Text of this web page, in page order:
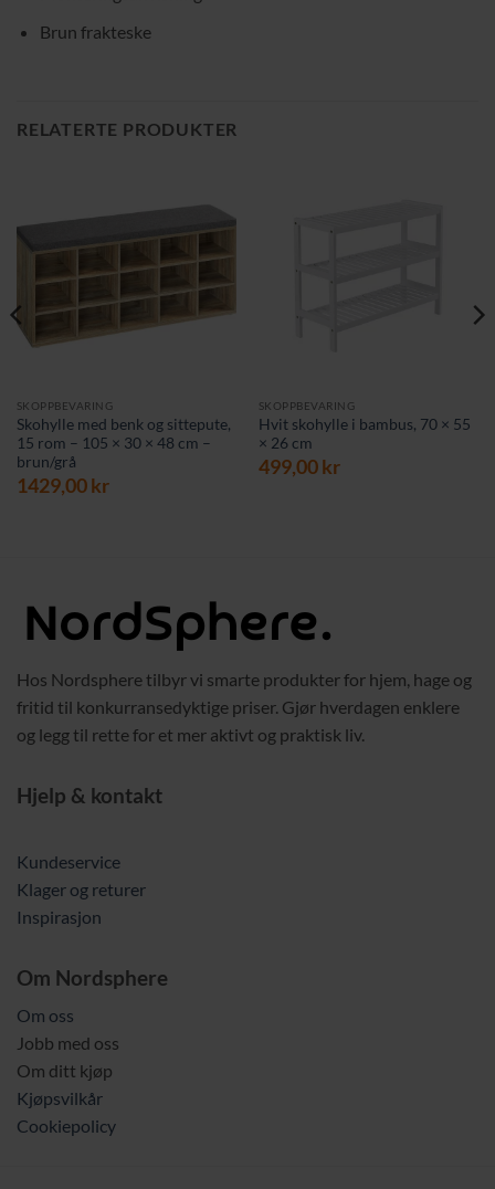
Brun frakteske
RELATERTE PRODUKTER
SKOPPBEVARING
Skohylle med benk og sittepute,
15 rom – 105 × 30 × 48 cm –
brun/grå
1429,00kr
SKOPPBEVARING
Hvit skohylle i bambus, 70 × 55
× 26 cm
499,00kr
Hos Nordsphere tilbyr vi smarte produkter for hjem, hage og
fritid til konkurransedyktige priser. Gjør hverdagen enklere
og legg til rette for et mer aktivt og praktisk liv.
Hjelp & kontakt
Kundeservice
Klager og returer
Inspirasjon
Om Nordsphere
Om oss
Jobb med oss
Om ditt kjøp
Kjøpsvilkår
Cookiepolicy